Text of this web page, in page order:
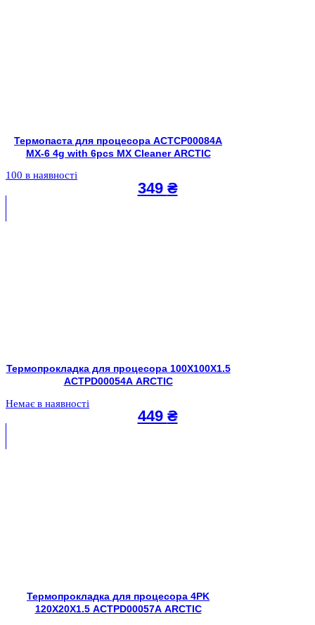
Термопаста для процесора ACTCP00084A
MX-6 4g with 6pcs MX Cleaner ARCTIC
100 в наявності
349 ₴
Термопрокладка для процесора 100X100X1.5
ACTPD00054A ARCTIC
Немає в наявності
449 ₴
Термопрокладка для процесора 4PK
120X20X1.5 ACTPD00057A ARCTIC